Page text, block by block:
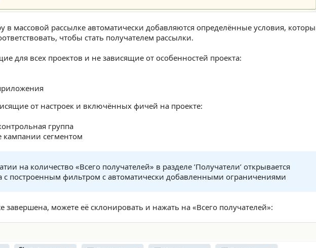
в массовой рассылке автоматически добавляются определённые условия,
чтобы стать получателем рассылки.
для всех проектов и не зависящие от особенностей проекта:
от настроек и включённых фичей на проекте:
группа
кампании сегментом
на количество «Всего получателей» в разделе ’Получатели’ открывается
с построенным фильтром с автоматически добавленными ограничениями
завершена, можете её склонировать и нажать на «Всего получателей»: